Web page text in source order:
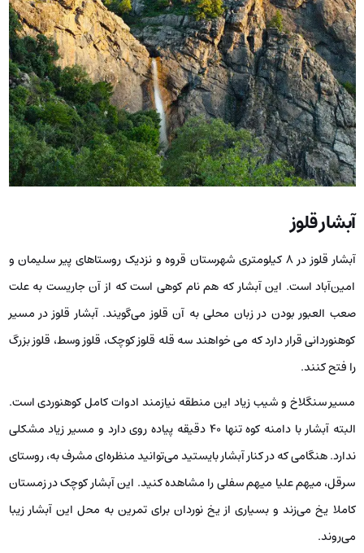
آبشار قلوز
آبشار قلوز در ۸ کیلومتری شهرستان قروه و نزدیک روستاهای پیر سلیمان و
امین‌آباد است. این آبشار که هم نام کوهی است که از آن جاریست به علت
صعب العبور بودن در زبان محلی به آن قلوز می‌گویند. آبشار قلوز در مسیر
کوهنوردانی قرار دارد که می خواهند سه قله قلوز کوچک، قلوز وسط، قلوز بزرگ
را فتح کنند.
مسیر سنگلاخ و شیب زیاد این منطقه نیازمند ادوات کامل کوهنوردی است.
البته آبشار با دامنه کوه تنها ۴۰ دقیقه پیاده روی دارد و مسیر زیاد مشکلی
ندارد. هنگامی که در کنار آبشار بایستید می‌توانید منظره‌ای مشرف به، روستای
سرقل، میهم علیا میهم سفلی را مشاهده کنید. این آبشار کوچک در زمستان
کاملا یخ می‌زند و بسیاری از یخ نوردان برای تمرین به محل این آبشار زیبا
می‌روند.